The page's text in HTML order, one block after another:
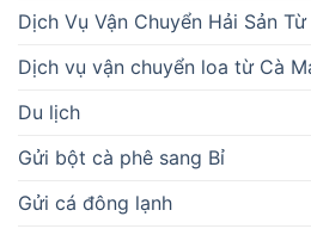
Dịch Vụ Vận Chuyển Hải Sản
Dịch vụ vận chuyển loa từ Cà
Du lịch
Gửi bột cà phê sang Bỉ
Gửi cá đông lạnh